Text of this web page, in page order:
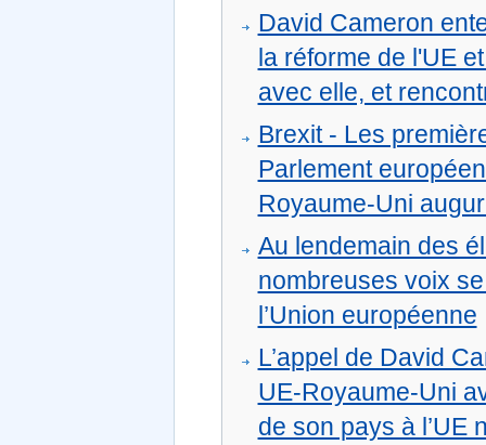
David Cameron
la réforme de l'UE
avec elle, et
Brexit - Les
Parlement
Royaume-Uni
Au lendemain des
nombreuses voix
l’Union européenne
L’appel de David
UE-Royaume-Uni
de son pays à l’UE